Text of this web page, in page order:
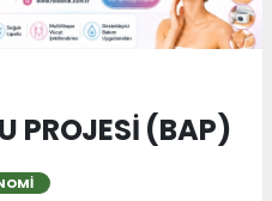
PROJESİ (BAP)